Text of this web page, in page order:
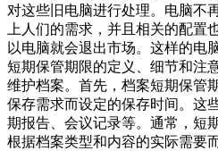
对这些旧电脑进行处理。电脑不
上人们的需求，并且相关的配置
以电脑就会退出市场。这样的电
短期保管期限的定义、细节和注
维护档案。首先，档案短期保管
保存需求而设定的保存时间。这
期报告、会议记录等。通常，短
根据档案类型和内容的实际需要